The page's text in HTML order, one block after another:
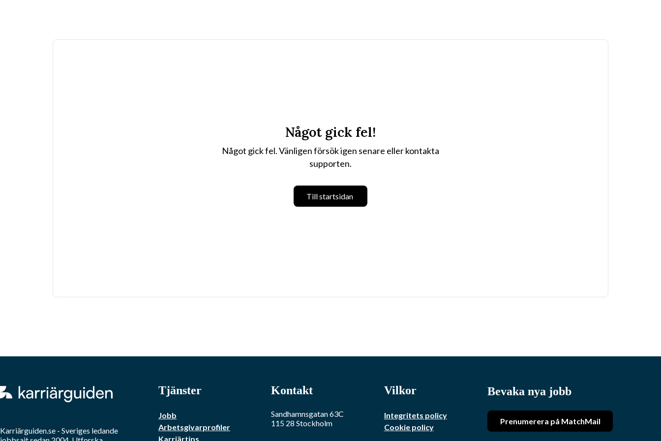
Något gick fel!
Något gick fel. Vänligen försök igen senare eller kontakta
supporten.
Till startsidan
Karriärguiden.se - Sveriges ledande
Tjänster
Jobb
Arbetsgivarprofiler
Karriärtips
Kontakt
Sandhamnsgatan 63C
115 28 Stockholm
Vilkor
Integritets policy
Cookie policy
Bevaka nya jobb
Prenumerera på MatchMail